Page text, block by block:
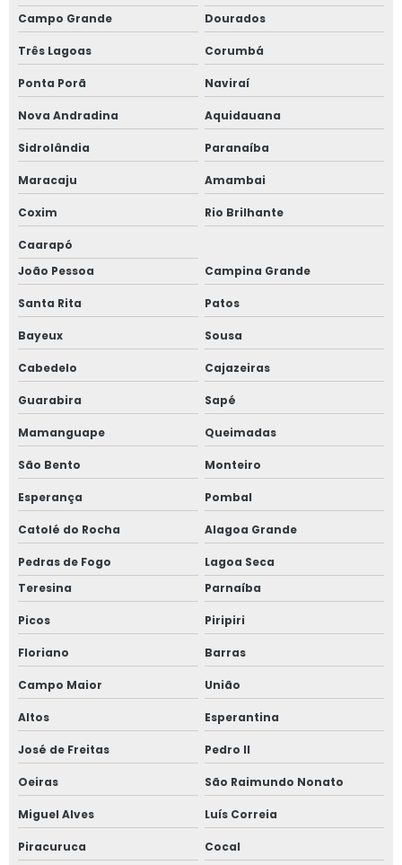
Campo Grande Dourados
Três Lagoas Corumbá
Ponta Porã Naviraí
Nova Andradina Aquidauana
Sidrolândia Paranaíba
Maracaju Amambai
Coxim Rio Brilhante
Caarapó
João Pessoa
Campina Grande
Santa Rita Patos
Bayeux Sousa
Cabedelo Cajazeiras
Guarabira Sapé
Mamanguape Queimadas
São Bento Monteiro
Esperança Pombal
Catolé do Rocha Alagoa Grande
Pedras de Fogo
Lagoa Seca
Teresina
Parnaíba
Picos Piripiri
Floriano Barras
Campo Maior União
Altos Esperantina
José de Freitas Pedro II
Oeiras São Raimundo Nonato
Miguel Alves Luís Correia
Piracuruca Cocal